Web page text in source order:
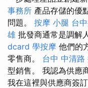
事務所 產品存儲的優
問題。 按摩 小腿 台
雄 批發商通常是調解
dcard 學按摩 他們的
零售商。 台中 中清路
型銷售。 我認為供應
我在這裡與供應商簽